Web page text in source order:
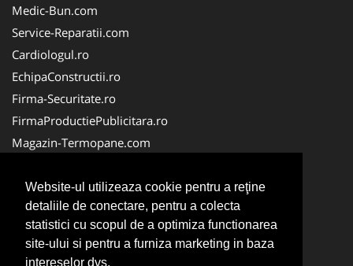
Website-ul utilizeaza cookie pentru a reţine
detaliile de conectare, pentru a colecta
statistici cu scopul de a optimiza functionarea
site-ului si pentru a furniza marketing in baza
intereselor dvs.
Medic-Bun.com
Service-Reparatii.com
Cardiologul.ro
EchipaConstructii.ro
Firma-Securitate.ro
FirmaProductiePublicitara.ro
Magazin-Termopane.com
CramaVinuri.ro
FirmaTractariAuto.ro
InstalatiiSolare.com
Pescaresc.ro